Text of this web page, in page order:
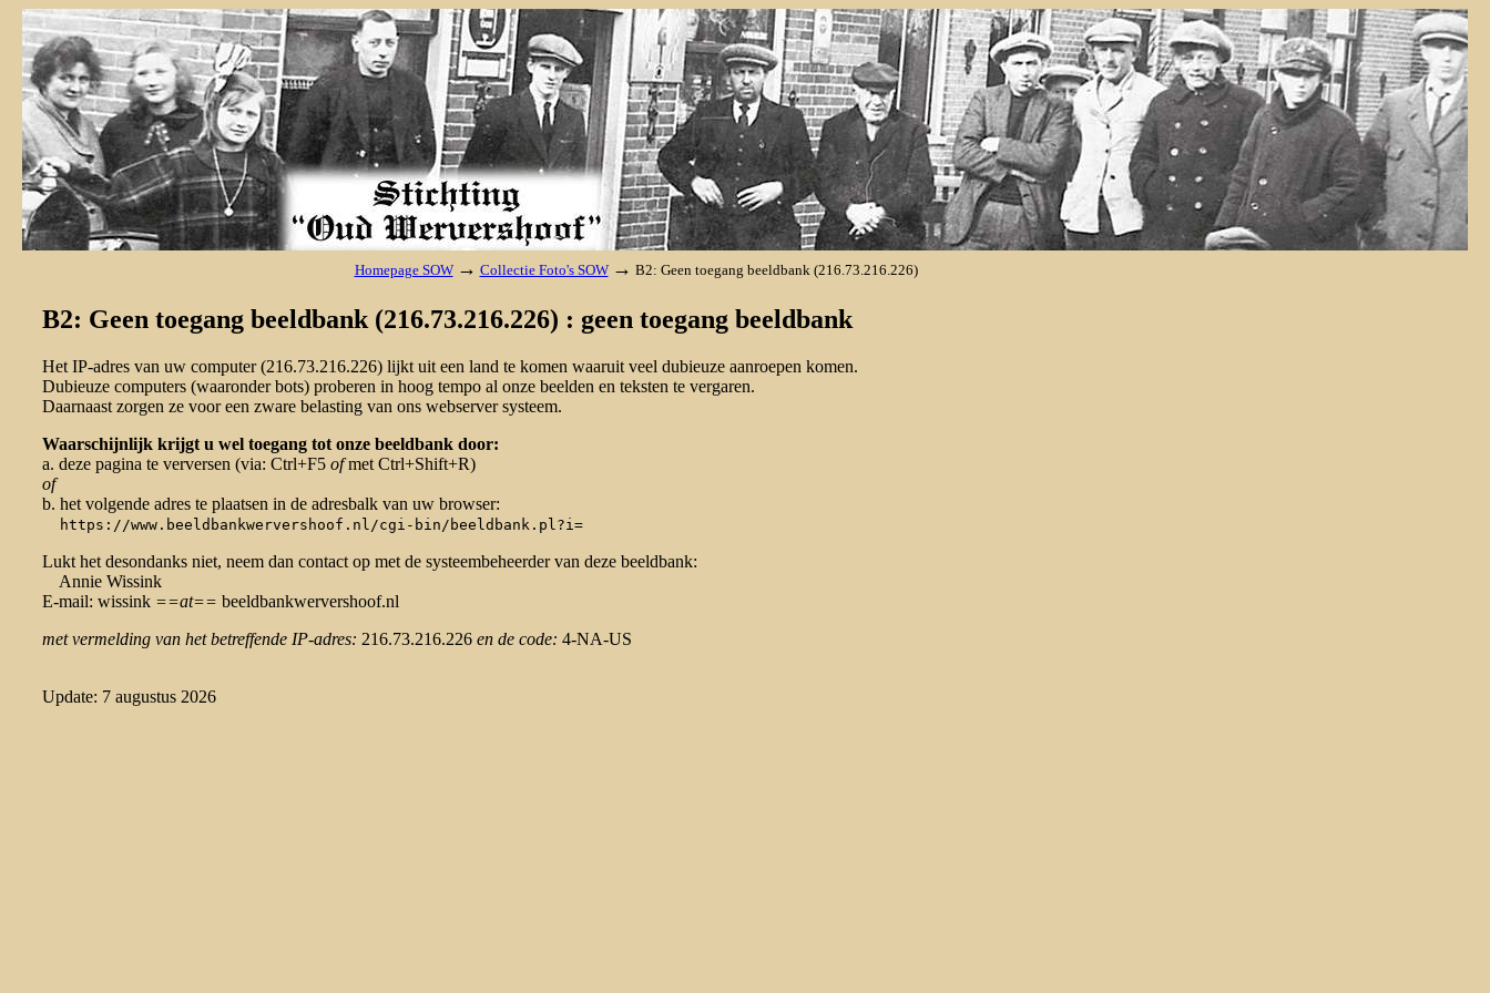
Homepage SOW → Collectie Foto's SOW → B2: Geen toegang beeldbank (216.73.216.226)
B2: Geen toegang beeldbank (216.73.216.226) : geen toegang beeldbank
Het IP-adres van uw computer (216.73.216.226) lijkt uit een land te komen waaruit veel dubieuze aanroepen komen.
Dubieuze computers (waaronder bots) proberen in hoog tempo al onze beelden en teksten te vergaren.
Daarnaast zorgen ze voor een zware belasting van ons webserver systeem.
Waarschijnlijk krijgt u wel toegang tot onze beeldbank door:
a. deze pagina te verversen (via: Ctrl+F5 ofmet Ctrl+Shift+R)
of
b. het volgende adres te plaatsen in de adresbalk van uw browser:
https://www.beeldbankwervershoof.nl/cgi-bin/beeldbank.pl?i=
Lukt het desondanks niet, neem dan contact op met de systeembeheerder van deze beeldbank:
Annie Wissink
E-mail: wissink ==at== beeldbankwervershoof.nl
met vermelding van het betreffende IP-adres: 216.73.216.226 en de code: 4-NA-US
Update: 7 augustus 2026